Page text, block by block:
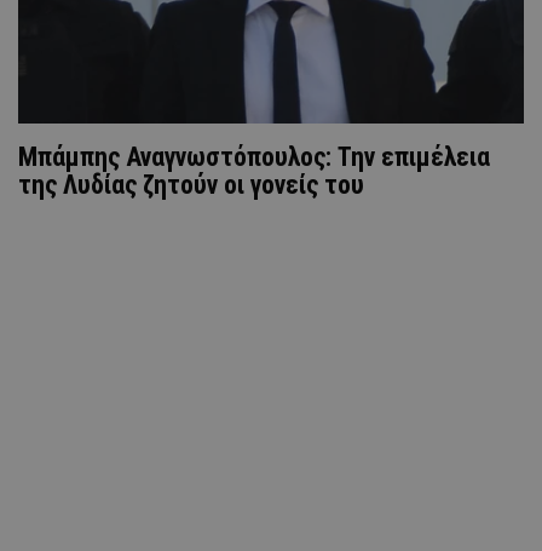
Μπάμπης Αναγνωστόπουλος: Την επιμέλεια
της Λυδίας ζητούν οι γονείς του